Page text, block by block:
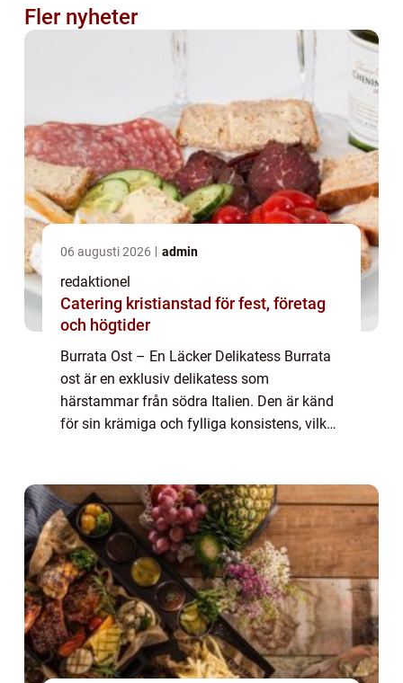
Fler nyheter
06 augusti 2026 admin
redaktionel
Catering kristianstad för fest, företag
och högtider
Burrata Ost – En Läcker Delikatess Burrata
ost är en exklusiv delikatess som
härstammar från södra Italien. Den är känd
för sin krämiga och fylliga konsistens, vilket